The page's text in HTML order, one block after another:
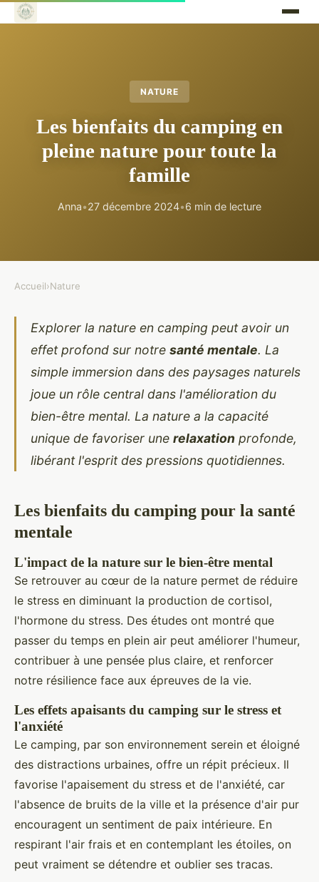
NATURE
Les bienfaits du camping en
pleine nature pour toute la
famille
Anna•27 décembre 2024•6 min de lecture
Accueil›Nature
Explorer la nature en camping peut avoir un
effet profond sur notre santé mentale. La
simple immersion dans des paysages naturels
joue un rôle central dans l'amélioration du
bien-être mental. La nature a la capacité
unique de favoriser une relaxation profonde,
libérant l'esprit des pressions quotidiennes.
Les bienfaits du camping pour la santé
mentale
L'impact de la nature sur le bien-être mental
Se retrouver au cœur de la nature permet de réduire
le stress en diminuant la production de cortisol,
l'hormone du stress. Des études ont montré que
passer du temps en plein air peut améliorer l'humeur,
contribuer à une pensée plus claire, et renforcer
notre résilience face aux épreuves de la vie.
Les effets apaisants du camping sur le stress et
l'anxiété
Le camping, par son environnement serein et éloigné
des distractions urbaines, offre un répit précieux. Il
favorise l'apaisement du stress et de l'anxiété, car
l'absence de bruits de la ville et la présence d'air pur
encouragent un sentiment de paix intérieure. En
respirant l'air frais et en contemplant les étoiles, on
peut vraiment se détendre et oublier ses tracas.